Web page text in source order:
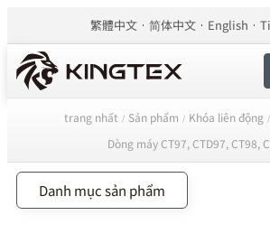
繁體中文 简体中文 English
trang nhất / Sản phẩm / Khóa liên động /
Dòng máy CT97, CTD97, CT98,
Danh mục sản phẩm